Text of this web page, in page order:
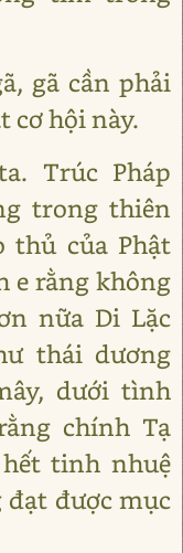
gã cần phải
cơ hội này.
Trúc Pháp
trong thiên
thủ của Phật
e rằng không
nữa Di Lặc
thái dương
dưới tình
chính Tạ
tinh nhuệ
đạt được mục